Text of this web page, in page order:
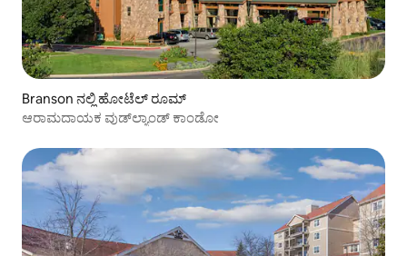
Branson ನಲ್ಲಿ ಹೋಟೆಲ್ ರೂಮ್
ಆರಾಮದಾಯಕ ವುಡ್‌ಲ್ಯಾಂಡ್ ಕಾಂಡೋ